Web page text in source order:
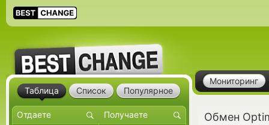
Мониторинг
Обмен
Таблица Список Популярное